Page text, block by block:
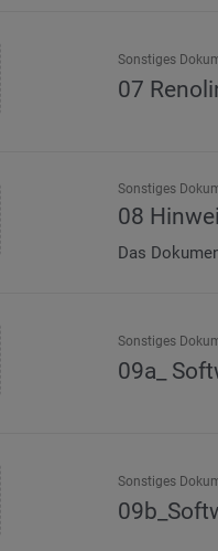
Sonstiges
07
Sonstiges
08
Das
Sonstiges
09a_
Sonstiges